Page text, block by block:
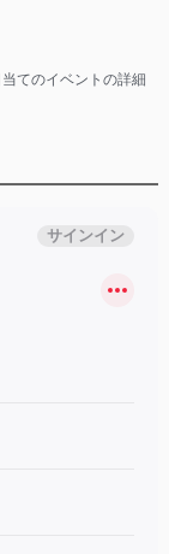
てのイベントの詳細